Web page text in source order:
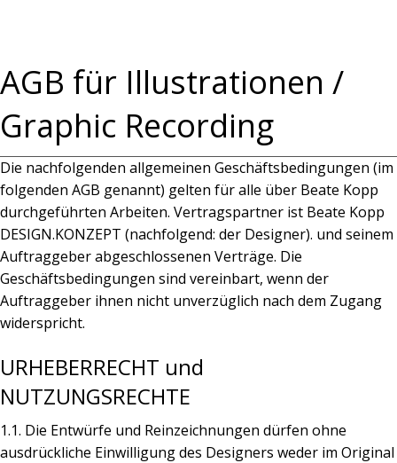
AGB für Illustrationen /
Graphic Recording
Die nachfolgenden allgemeinen Geschäftsbedingungen (im
folgenden AGB genannt) gelten für alle über Beate Kopp
durchgeführten Arbeiten. Vertragspartner ist Beate Kopp
DESIGN.KONZEPT (nachfolgend: der Designer). und seinem
Auftraggeber abgeschlossenen Verträge. Die
Geschäftsbedingungen sind vereinbart, wenn der
Auftraggeber ihnen nicht unverzüglich nach dem Zugang
widerspricht.
URHEBERRECHT und
NUTZUNGSRECHTE
1.1. Die Entwürfe und Reinzeichnungen dürfen ohne
ausdrückliche Einwilligung des Designers weder im Original